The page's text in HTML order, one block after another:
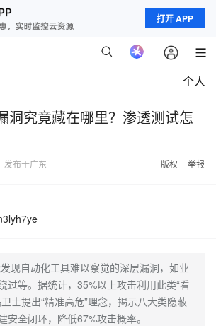
打开 APP
个人
洞究竟藏在哪里？渗透测试怎
发布于广东 版权 举报
现自动化工具难以察觉的深层漏洞，如业
过等。据统计，35%以上攻击利用此类“看
士提出“精准高危”理念，揭示八大类隐蔽
安全闭环，降低67%攻击概率。